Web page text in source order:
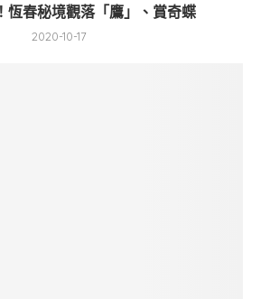
恆春秘境觀落「鷹」、賞奇蝶
2020-10-17